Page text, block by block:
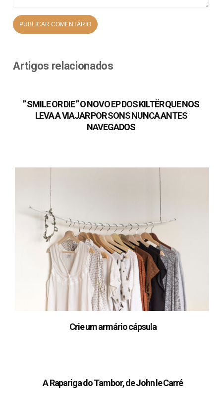
Artigos relacionados
” SMILE OR DIE ” O NOVO EP DOS KILTËR QUE NOS
LEVA A VIAJAR POR SONS NUNCA ANTES
NAVEGADOS
Crie um armário cápsula
A Rapariga do Tambor, de John le Carré